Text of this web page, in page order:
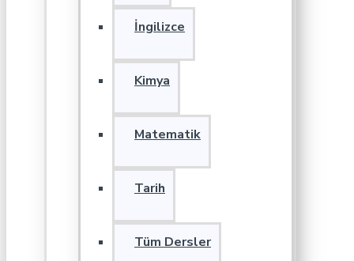
İngilizce
Kimya
Matematik
Tarih
Tüm Dersler